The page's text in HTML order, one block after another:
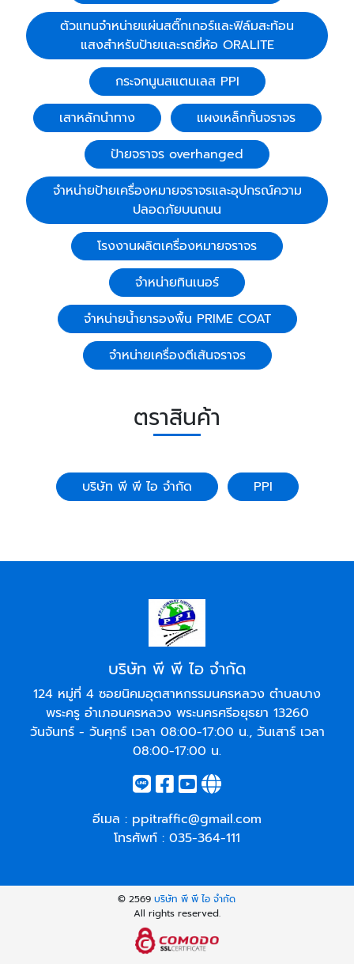
ตัวแทนจำหน่ายแผ่นสติ๊กเกอร์และฟิล์มสะท้อน
แสงสำหรับป้ายเเละรถยี่ห้อ ORALITE
กระจกนูนสแตนเลส PPI
เสาหลักนำทาง
แผงเหล็กกั้นจราจร
ป้ายจราจร overhanged
จำหน่ายป้ายเครื่องหมายจราจรและอุปกรณ์ความ
ปลอดภัยบนถนน
โรงงานผลิตเครื่องหมายจราจร
จำหน่ายทินเนอร์
จำหน่ายน้ำยารองพื้น PRIME COAT
จำหน่ายเครื่องตีเส้นจราจร
ตราสินค้า
บริษัท พี พี ไอ จำกัด PPI
บริษัท พี พี ไอ จำกัด
124 หมู่ที่ 4 ซอยนิคมอุตสาหกรรมนครหลวง ตำบลบาง
พระครู อำเภอนครหลวง พระนครศรีอยุธยา 13260
วันจันทร์ - วันศุกร์ เวลา 08:00-17:00 น., วันเสาร์ เวลา
08:00-17:00 น.
อีเมล : ppitraffic@gmail.com
โทรศัพท์ : 035-364-111
© 2569บริษัท พี พี ไอ จำกัด
All rights reserved.